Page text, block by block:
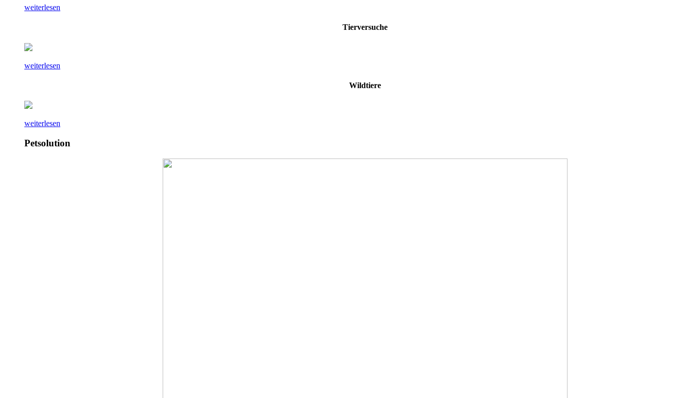
weiterlesen
Tierversuche
weiterlesen
Wildtiere
weiterlesen
Petsolution